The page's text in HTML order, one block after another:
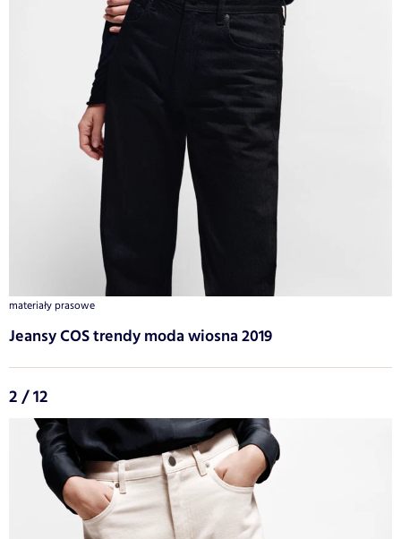
materiały prasowe
Jeansy COS trendy moda wiosna 2019
2 / 12